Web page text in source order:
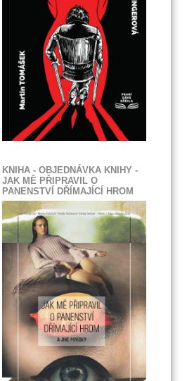
KNIHA - OBJEDNÁVKA KNIHY -
JAK MĚ PŘIPRAVIL O
PANENSTVÍ DŘÍMAJÍCÍ HROM